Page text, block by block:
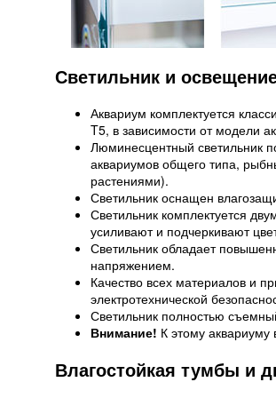
Светильник и
Аквариум комплектуется
T5, в зависимости от модели
Люминесцентный светильник
аквариумов общего типа,
растениями).
Светильник оснащен
Светильник комплектуется
усиливают и подчеркивают
Светильник обладает
напряжением.
Качество всех материалов и
электротехнической
Светильник полностью
Внимание! К этому
Влагостойкая тумбы и